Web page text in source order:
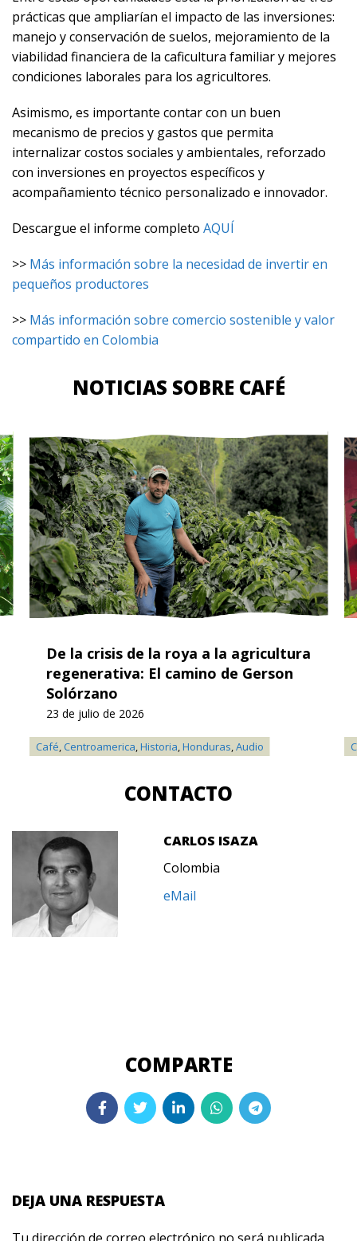
prácticas que ampliarían el impacto de las inversiones:
manejo y conservación de suelos, mejoramiento de la
viabilidad financiera de la caficultura familiar y mejores
condiciones laborales para los agricultores.
Asimismo, es importante contar con un buen
mecanismo de precios y gastos que permita
internalizar costos sociales y ambientales, reforzado
con inversiones en proyectos específicos y
acompañamiento técnico personalizado e innovador.
Descargue el informe completo AQUÍ
>> Más información sobre la necesidad de invertir en
pequeños productores
>> Más información sobre comercio sostenible y valor
compartido en Colombia
NOTICIAS SOBRE CAFÉ
Café,Centroamerica,Historia,Honduras,Audio
De la crisis de la roya a la agricultura
regenerativa: El camino de Gerson
Solórzano
23 de julio de 2026
CONTACTO
CARLOS ISAZA
Colombia
eMail
DEJA UNA RESPUESTA
Tu dirección de correo electrónico no será publicada.